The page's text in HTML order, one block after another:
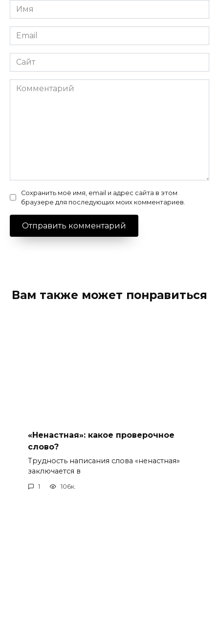
Имя
*
Email
*
Сайт
Комментарий
Сохранить моё имя, email и адрес сайта в этом
браузере для последующих моих комментариев.
Вам также может понравиться
«Ненастная»: какое проверочное
слово?
Трудность написания слова «ненастная»
заключается в
1 106к.